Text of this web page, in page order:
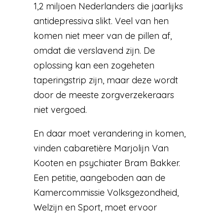
1,2 miljoen Nederlanders die jaarlijks
antidepressiva slikt. Veel van hen
komen niet meer van de pillen af,
omdat die verslavend zijn. De
oplossing kan een zogeheten
taperingstrip zijn, maar deze wordt
door de meeste zorgverzekeraars
niet vergoed.
En daar moet verandering in komen,
vinden cabaretière Marjolijn Van
Kooten en psychiater Bram Bakker.
Een petitie, aangeboden aan de
Kamercommissie Volksgezondheid,
Welzijn en Sport, moet ervoor